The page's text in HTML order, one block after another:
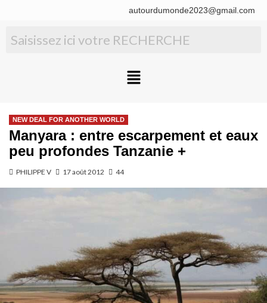
autourdumonde2023@gmail.com
NEW DEAL FOR ANOTHER WORLD
Manyara : entre escarpement et eaux
peu profondes Tanzanie +
PHILIPPE V 17 août 2012 44